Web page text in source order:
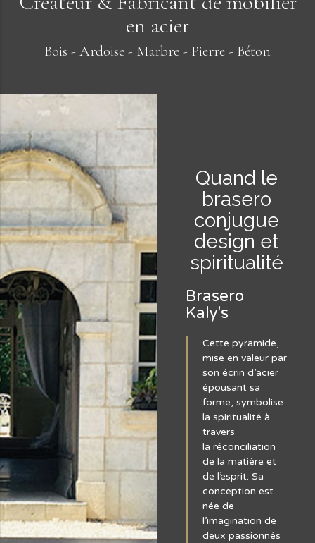
en acier
Bois - Ardoise - Marbre - Pierre - Béton
Quand le
brasero
conjugue
design et
spiritualité
Brasero
Kaly's
Cette pyramide,
mise en valeur par
son écrin d’acier
épousant sa
forme, symbolise
la spiritualité à
travers
la réconciliation
de la matière et
de l’esprit. Sa
conception est
née de
l’imagination de
deux passionnés